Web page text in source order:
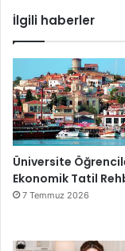
İlgili haberler
Üniversite
Ekonomik Tatil
7 Temmuz 2026